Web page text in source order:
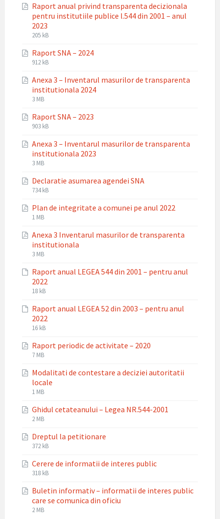
pdf
Raport anual privind transparenta decizionala
pentru institutiile publice l.544 din 2001 – anul
2023
File
pdf
File
205 kB
Raport SNA – 2024
File
pdf
File
912 kB
Anexa 3 – Inventarul masurilor de transparenta
institutionala 2024
File
pdf
File
3 MB
Raport SNA – 2023
File
pdf
File
903 kB
Anexa 3 – Inventarul masurilor de transparenta
institutionala 2023
File
pdf
File
3 MB
Declaratie asumarea agendei SNA
File
pdf
File
734 kB
Plan de integritate a comunei pe anul 2022
File
pdf
File
1 MB
Anexa 3 Inventarul masurilor de transparenta
institutionala
File
pdf
File
3 MB
Raport anual LEGEA 544 din 2001 – pentru anul
2022
File
xlsx
File
18 kB
Raport anual LEGEA 52 din 2003 – pentru anul
2022
File
xlsx
File
16 kB
Raport periodic de activitate – 2020
File
pdf
File
7 MB
Modalitati de contestare a deciziei autoritatii
locale
File
pdf
File
1 MB
Ghidul cetateanului – Legea NR.544-2001
File
pdf
File
2 MB
Dreptul la petitionare
File
pdf
File
372 kB
Cerere de informatii de interes public
File
pdf
File
318 kB
Buletin informativ – informatii de interes public
care se comunica din oficiu
File
File
2 MB